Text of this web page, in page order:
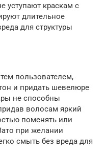
уступают краскам с
длительное
для структуры
пользователем,
и придать шевелюре
не способны
волосам яркий
поменять или
при желании
смыть без вреда для